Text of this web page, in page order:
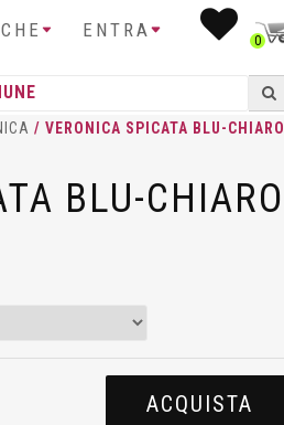
ENTRA 0
/ VERONICA SPICATA BLU-CHIARO
BLU-CHIARO
ACQUISTA